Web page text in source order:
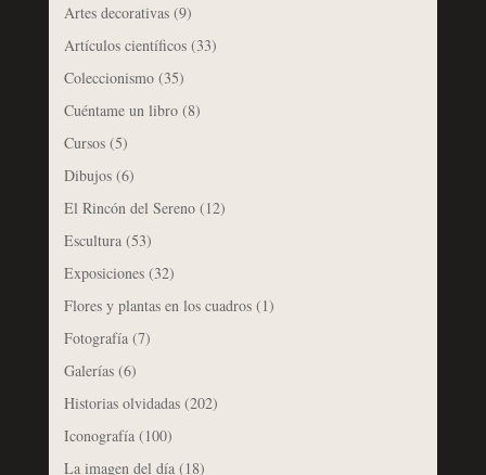
Artes decorativas(9)
Artículos científicos(33)
Coleccionismo(35)
Cuéntame un libro(8)
Cursos(5)
Dibujos(6)
El Rincón del Sereno(12)
Escultura(53)
Exposiciones(32)
Flores y plantas en los cuadros(1)
Fotografía(7)
Galerías(6)
Historias olvidadas(202)
Iconografía(100)
La imagen del día(18)